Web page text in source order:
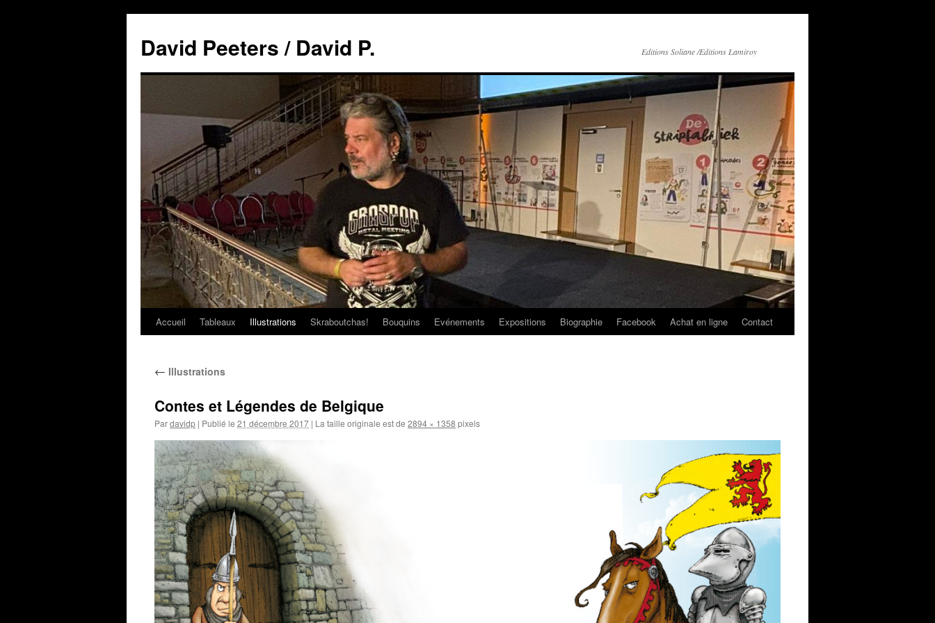
David Peeters / David P. Editions Soliane /Editions Lamiroy
Accueil Tableaux Illustrations Skraboutchas! Bouquins Evénements Expositions Biographie Facebook Achat en ligne Contact
← Illustrations
Contes et Légendes de Belgique
Pardavidp | Publié le 21 décembre 2017 | La taille originale est de 2894 × 1358 pixels